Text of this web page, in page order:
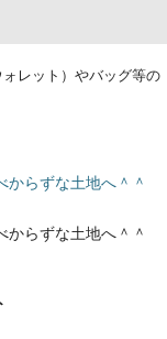
レット）やバッグ等の
らずな土地へ＾＾
らずな土地へ＾＾